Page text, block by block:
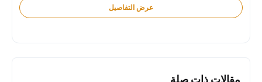
عرض التفاصيل
مقالات ذات صلة